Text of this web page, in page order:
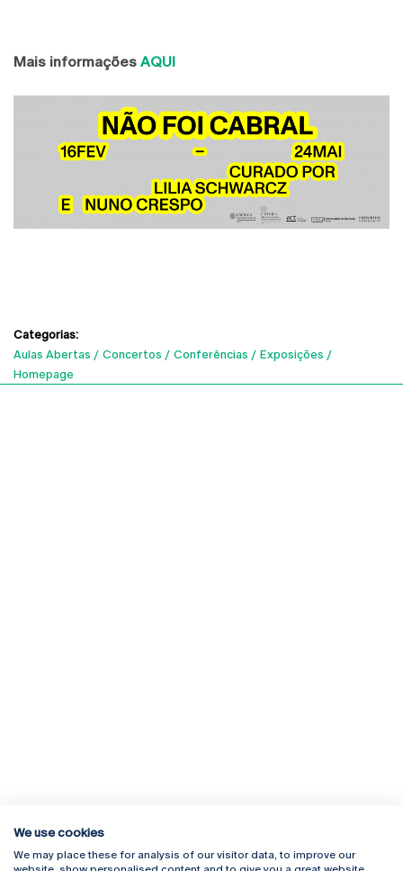
Mais informações AQUI
Categorias:
Aulas Abertas
Concertos Conferências
Exposições
Homepage
Rua Diogo Botelho 1327
Campus Online
We use cookies
We may place these for analysis of our visitor data, to improve our